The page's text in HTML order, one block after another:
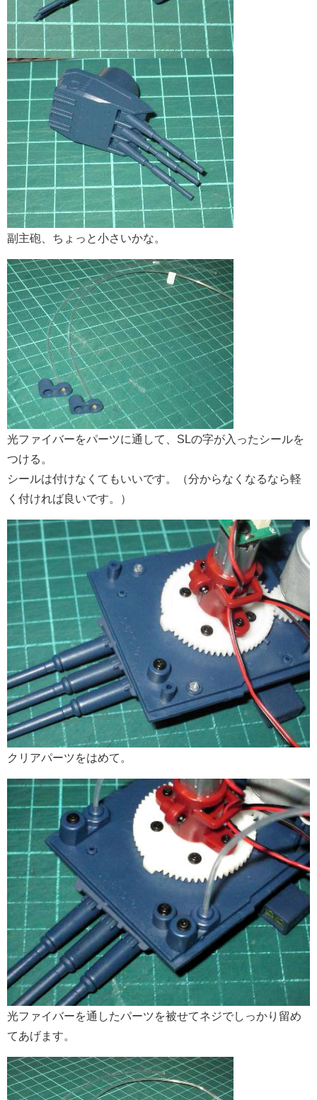
副主砲、ちょっと小さいかな。
光ファイバーをパーツに通して、SLの字が入ったシールを
つける。
シールは付けなくてもいいです。（分からなくなるなら軽
く付ければ良いです。）
クリアパーツをはめて。
光ファイバーを通したパーツを被せてネジでしっかり留め
てあげます。